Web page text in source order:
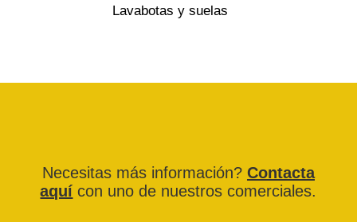
Lavabotas y suelas
Necesitas más información? Contacta
aquí con uno de nuestros comerciales.